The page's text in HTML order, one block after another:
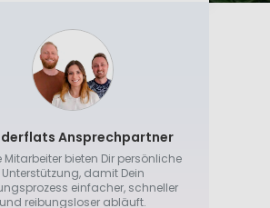
Ansprechpartner
Mitarbeiter bieten Dir persönliche
Unterstützung, damit Dein
einfacher, schneller
und reibungsloser abläuft.